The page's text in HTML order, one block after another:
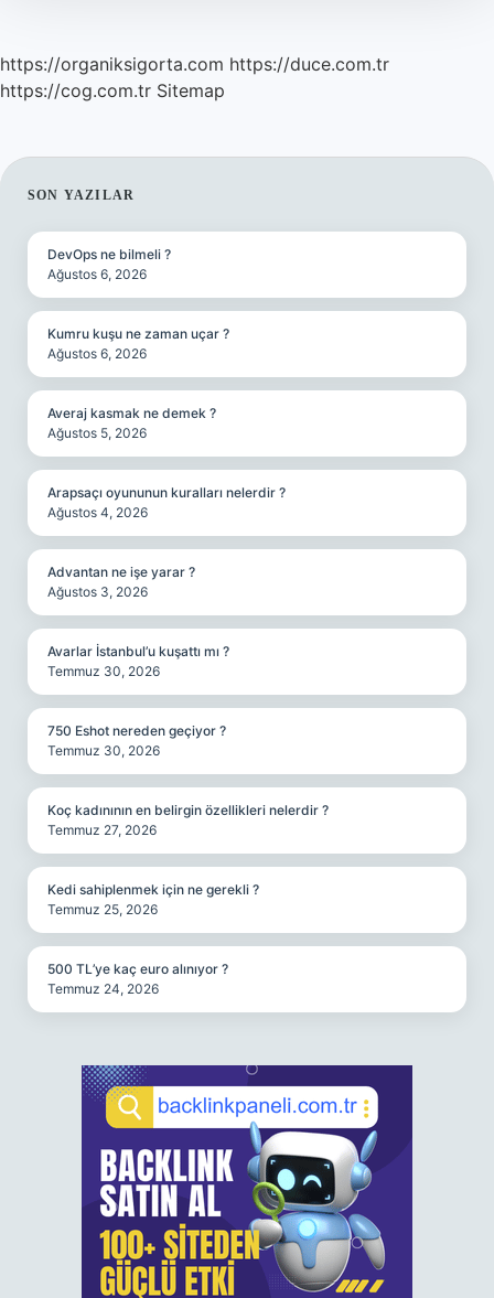
https://organiksigorta.com https://duce.com.tr
https://cog.com.tr Sitemap
SIDEBAR
SON YAZILAR
DevOps ne bilmeli ?
Ağustos 6, 2026
Kumru kuşu ne zaman uçar ?
Ağustos 6, 2026
Averaj kasmak ne demek ?
Ağustos 5, 2026
Arapsaçı oyununun kuralları nelerdir ?
Ağustos 4, 2026
Advantan ne işe yarar ?
Ağustos 3, 2026
Avarlar İstanbul’u kuşattı mı ?
Temmuz 30, 2026
750 Eshot nereden geçiyor ?
Temmuz 30, 2026
Koç kadınının en belirgin özellikleri nelerdir ?
Temmuz 27, 2026
Kedi sahiplenmek için ne gerekli ?
Temmuz 25, 2026
500 TL’ye kaç euro alınıyor ?
Temmuz 24, 2026